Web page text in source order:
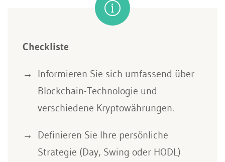
Checkliste
Informieren Sie sich umfassend über
Blockchain-Technologie und
verschiedene Kryptowährungen.
Definieren Sie Ihre persönliche
Strategie (Day, Swing oder HODL)